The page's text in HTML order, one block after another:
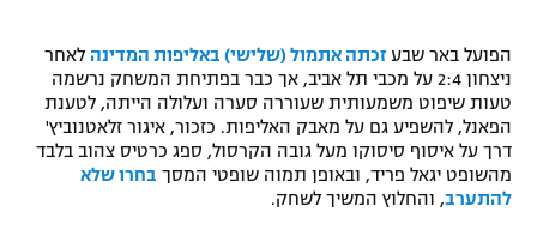
תקנון עבור פעילות אלקטרה
תקנון עבור פעילות ספורט 1 – "מרלן"
גיימינג E-Sports
תנאי שימוש
בייסבול MLB
ספורט אתגרי ואקסטרים
אומנויות לחימה
הפועל באר שבע זכתה אתמול (שלישי) באליפות המדינה לאחר
ניצחון 2:4 על מכבי תל אביב, אך כבר בפתיחת המשחק נרשמה
טעות שיפוט משמעותית שעוררה סערה ועלולה הייתה, לטענת
הפאנל, להשפיע גם על מאבק האליפות. כזכור, איגור זלאטנוביץ'
דרך על איסוף סיסוקו מעל גובה הקרסול, ספג כרטיס צהוב בלבד
מהשופט יגאל פריד, ובאופן תמוה שופטי המסך בחרו שלא
להתערב, והחלוץ המשיך לשחק.